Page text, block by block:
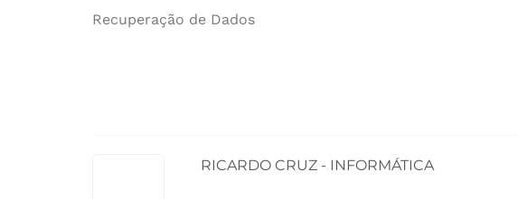
Navegação
Recuperação de Dados
RICARDO CRUZ - INFORMÁTICA